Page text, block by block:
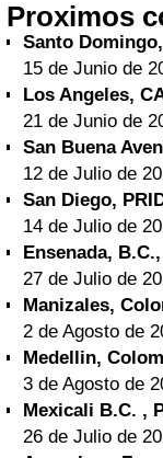
Proximos
Santo
15 de Junio de
Los Angeles,
21 de Junio de
San Buena
12 de Julio de
San Diego,
14 de Julio de
Ensenada,
27 de Julio de
Manizales,
2 de Agosto de
Medellin,
3 de Agosto de
Mexicali B.C. ,
26 de Julio de